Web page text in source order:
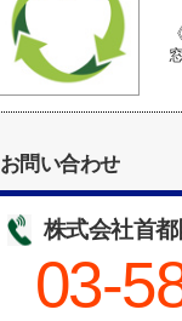
お問い合わせ
株式会社首
03-